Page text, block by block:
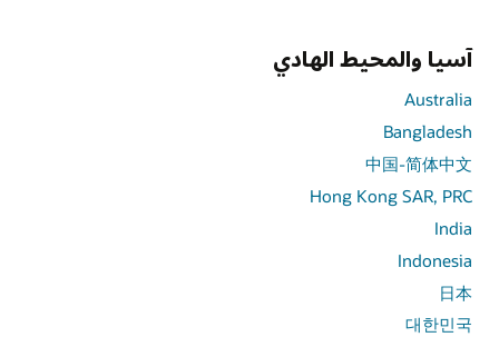
آسيا والمحيط الهادي
Australia
Bangladesh
中国-简体中文
Hong Kong SAR, PRC
India
Indonesia
日本
대한민국